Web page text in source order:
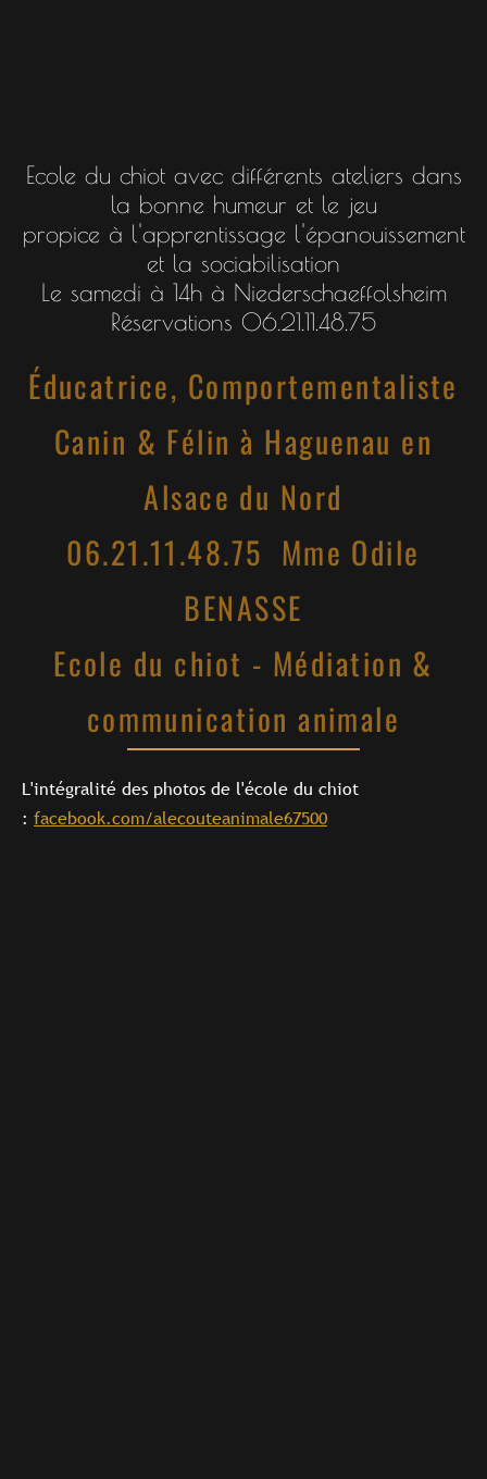
Ecole du chiot avec différents ateliers dans
la bonne humeur et le jeu
propice à l'apprentissage l'épanouissement
et la sociabilisation
Le samedi à 14h à Niederschaeffolsheim
Réservations 06.21.11.48.75
Éducatrice, Comportementaliste
Canin & Félin à Haguenau en
Alsace du Nord
06.21.11.48.75 Mme Odile
BENASSE
Ecole du chiot - Médiation &
communication animale
L'intégralité des photos de l'école du chiot
: facebook.com/alecouteanimale67500